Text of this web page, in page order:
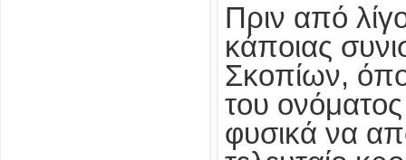
Πριν από
κάποιας
Σκοπίων,
του
φυσικά να